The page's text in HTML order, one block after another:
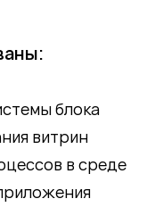
блока
витрин
в среде